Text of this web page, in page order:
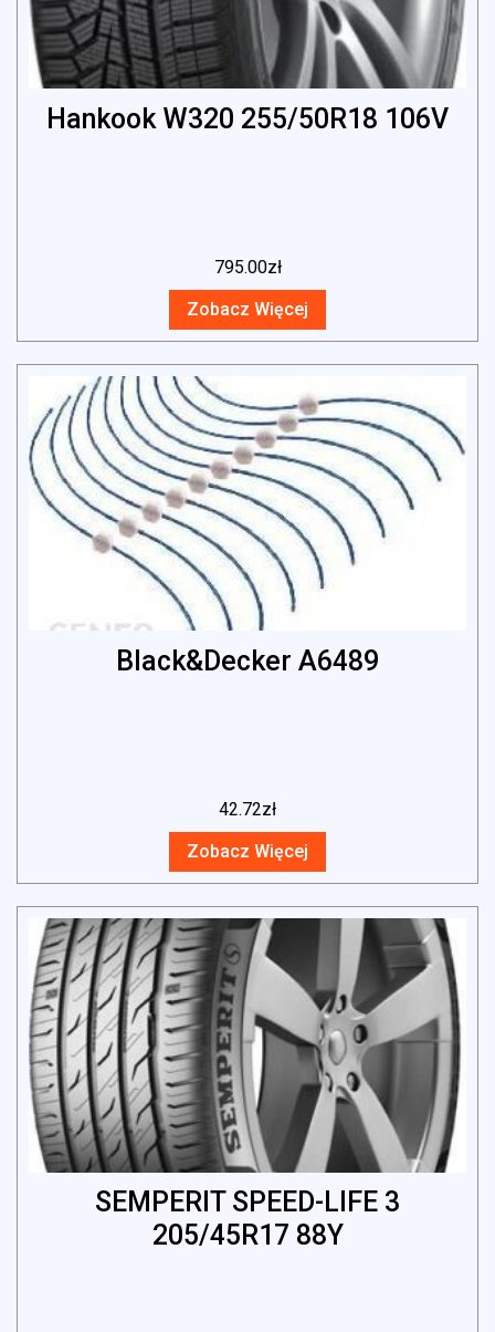
Hankook W320 255/50R18 106V
795.00zł
Zobacz Więcej
Black&Decker A6489
42.72zł
Zobacz Więcej
SEMPERIT SPEED-LIFE 3
205/45R17 88Y